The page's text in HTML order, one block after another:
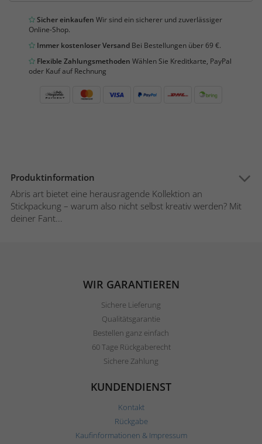
Sicher einkaufen Wir sind ein sicherer und zuverlässiger
Online-Shop.
Immer kostenloser Versand Bei Bestellungen über 69 €.
Flexible Zahlungsmethoden Wählen Sie Kreditkarte, PayPal
oder Kauf auf Rechnung
Produktinformation
Abris art bietet eine herausragende Kollektion an
Stickpackung – warum also nicht selbst kreativ werden? Mit
deiner Fant...
WIR GARANTIEREN
Sichere Lieferung
Qualitätsgarantie
Bestellen ganz einfach
60 Tage Rückgaberecht
Sichere Zahlung
KUNDENDIENST
Kontakt
Rückgabe
Kaufinformationen & Impressum